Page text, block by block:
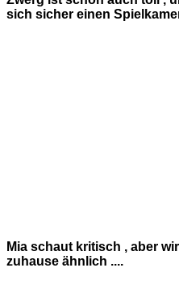
sich sicher einen
Mia schaut kritisch , aber
zuhause ähnlich ....